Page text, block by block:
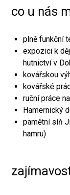
co u nás
plně funkční
expozici k
hutnictví v
kovářskou
kovářské
ruční práce
Hamernický
pamětní síň
hamru)